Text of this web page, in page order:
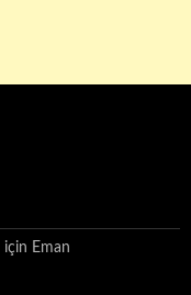
için Eman